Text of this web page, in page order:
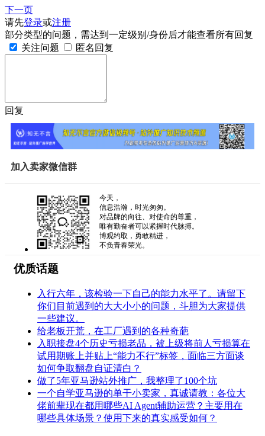
下一页
请先登录或注册
部分类型的问题，需达到一定级别/身份后才能查看所有回复
关注问题
匿名回复
回复
加入卖家微信群
今天，
信息浩瀚，时光匆匆。
对品牌的向往、对使命的尊重，
唯有勤奋者可以紧握时代脉搏。
博观约取，勇敢精进，
不负青春荣光。
优质话题
入行六年，该检验一下自己的能力水平了。请留下
你们目前遇到的大大小小的问题，斗胆为大家提供
一些建议。
给老板开荒，在工厂遇到的各种奇葩
入职接盘4个历史亏损老品，被上级将前人亏损算在
试用期账上并贴上“能力不行”标签，面临三方面谈
如何争取翻盘自证清白？
做了5年亚马逊站外推广，我整理了100个坑
一个自学亚马逊的单干小卖家，真诚请教：各位大
佬前辈现在都用哪些AI Agent辅助运营？主要用在
哪些具体场景？使用下来的真实感受如何？